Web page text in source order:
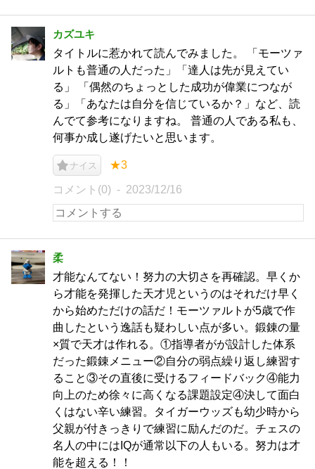
カズユキ
タイトルに惹かれて読んでみました。 「モーツァ
ルトも普通の人だった」「達人は先が見えてい
る」 「偶然のちょっとした成功が偉業につなが
る」「あなたは自分を信じているか？」など、読
んでて参考になりますね。 普通の人である私も、
何事か成し遂げたいと思います。
ナイス ★3
コメント(0) 2023/12/16
柔
才能なんてない！努力の大切さを再確認。早くか
ら才能を発揮した天才児というのはそれだけ早く
から始めただけの話だ！モーツァルトが5歳で作
曲したという逸話も疑わしい点が多い。鍛錬の量
×質で天才は作れる。①指導者がが設計した体系
だった鍛錬メニュー②自分の弱点繰り返し練習す
ること③その直後に受けるフィードバック④能力
向上のため徐々に高くなる課題設定④決して面白
くはない辛い練習。タイガーウッズも幼少時から
父親が付きっきりで練習に励んだのだ。チェスの
名人の中にはIQが通常以下の人もいる。努力は才
能を超える！！